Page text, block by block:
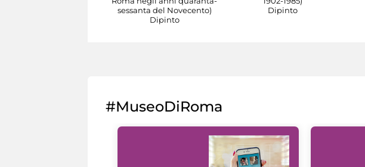
sessanta del Novecento)
Dipinto
Dipinto
#MuseoDiRoma